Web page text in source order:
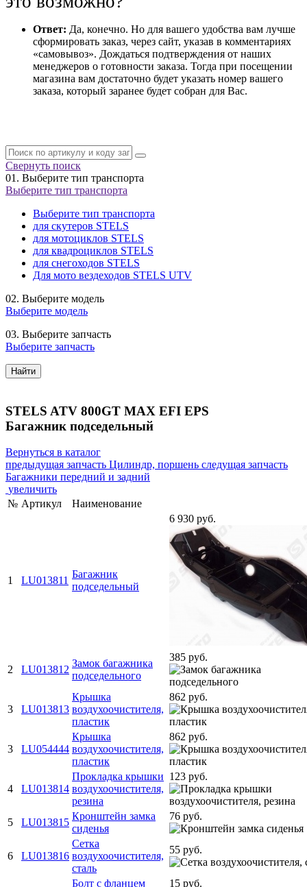
Ответ: Да, конечно. Но для вашего удобства вам лучше
сформировать заказ, через сайт, указав в комментариях
«самовывоз». Дождаться подтверждения от наших
менеджеров о готовности заказа. Тогда при посещении
магазина вам достаточно будет указать номер вашего
заказа, который заранее будет собран для Вас.
Свернуть поиск
01. Выберите тип транспорта
Выберите тип транспорта
Выберите тип транспорта
для скутеров STELS
для мотоциклов STELS
для квадроциклов STELS
для снегоходов STELS
Для мото вездеходов STELS UTV
02. Выберите модель
Выберите модель
03. Выберите запчасть
Выберите запчасть
Найти
STELS ATV 800GT MAX EFI EPS
Багажник подседельный
Вернуться в каталог
предыдущая запчасть Цилиндр, поршень следущая запчасть
Багажники передний и задний
увеличить
№ Артикул Наименование
1 LU013811
Багажник
подседельный
6 930 руб.
2 LU013812
Замок багажника
подседельного
385 руб.
3 LU013813
Крышка
воздухоочистителя,
пластик
862 руб.
3 LU054444
Крышка
воздухоочистителя,
пластик
862 руб.
4 LU013814
Прокладка крышки
воздухоочистителя,
резина
123 руб.
5 LU013815
Кронштейн замка
сиденья
76 руб.
6 LU013816
Сетка
воздухоочистителя,
сталь
55 руб.
Болт с фланцем
15 руб.